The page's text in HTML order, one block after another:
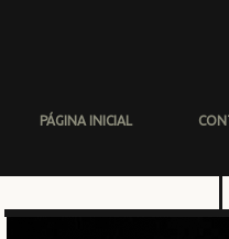
PÁGINA INICIAL